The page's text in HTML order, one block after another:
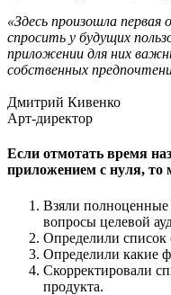
«Здесь произошла
спросить у будущих
приложении для них
собственных
Дмитрий Кивенко
Арт-директор
Если отмотать время
приложением с нуля,
Взяли полноценные
вопросы целевой
Определили
Определили какие
Скорректировали
продукта.